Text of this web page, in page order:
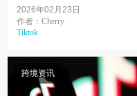
动（ByteDance）与美国投资方签
署协议，成立一家新的美国合资企
业接手营运。那么，...
2026年02月23日
作者：Cherry
Tiktok
跨境资讯